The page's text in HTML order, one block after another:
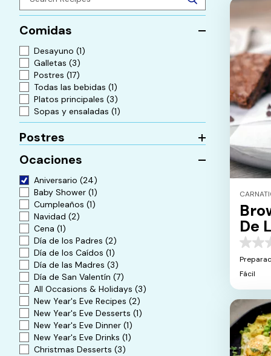
Comidas
Desayuno (1)
Galletas (3)
Postres (17)
Todas las bebidas (1)
Platos principales (3)
Sopas y ensaladas (1)
Postres
Ocaciones
Aniversario (24)
Baby Shower (1)
Cumpleaños (1)
Navidad (2)
Cena (1)
Día de los Padres (2)
Día de los Caídos (1)
Día de las Madres (3)
Día de San Valentín (7)
All Occasions & Holidays (3)
New Year's Eve Recipes (2)
New Year's Eve Desserts (1)
New Year's Eve Dinner (1)
New Year's Eve Drinks (1)
Christmas Desserts (3)
De
De
0.0
de
5
Fácil